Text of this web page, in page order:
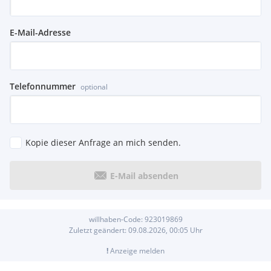
Jungfahrzeuge
E-Mail-Adresse
Telefonnummer optional
Kopie dieser Anfrage an mich senden.
E-Mail absenden
willhaben-Code: 923019869
Zuletzt geändert: 09.08.2026, 00:05 Uhr
!Anzeige melden